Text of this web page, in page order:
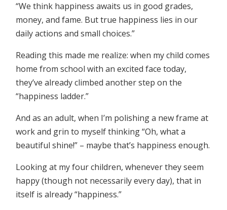
“We think happiness awaits us in good grades,
money, and fame. But true happiness lies in our
daily actions and small choices.”
Reading this made me realize: when my child comes
home from school with an excited face today,
they’ve already climbed another step on the
“happiness ladder.”
And as an adult, when I’m polishing a new frame at
work and grin to myself thinking “Oh, what a
beautiful shine!” – maybe that’s happiness enough.
Looking at my four children, whenever they seem
happy (though not necessarily every day), that in
itself is already “happiness.”